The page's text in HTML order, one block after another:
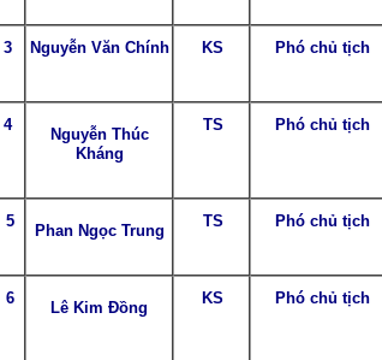
3 Nguyễn Văn Chính KS Phó chủ tịch
4
Nguyễn Thúc
Kháng
TS Phó chủ tịch
5
Phan Ngọc Trung
TS Phó chủ tịch
6
Lê Kim Đồng
KS Phó chủ tịch